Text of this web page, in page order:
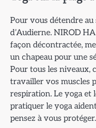
Pour vous détendre au
d’Audierne. NIROD
façon décontractée,
un chapeau pour une
Pour tous les niveaux,
travailler vos muscles
respiration. Le yoga et
pratiquer le yoga
pensez à vous protéger.